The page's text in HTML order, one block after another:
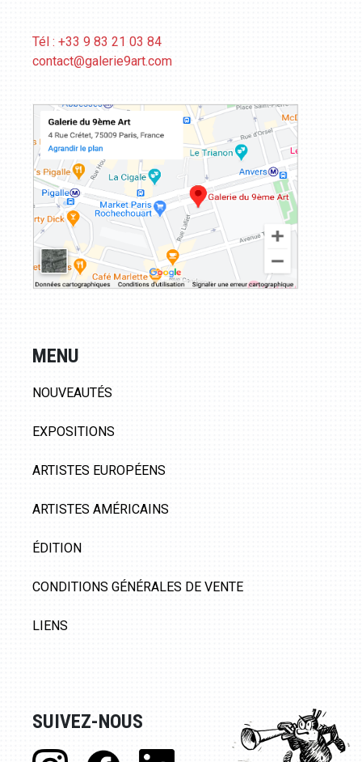
Tél : +33 9 83 21 03 84
contact@galerie9art.com
MENU
NOUVEAUTÉS
EXPOSITIONS
ARTISTES EUROPÉENS
ARTISTES AMÉRICAINS
ÉDITION
CONDITIONS GÉNÉRALES DE VENTE
LIENS
SUIVEZ-NOUS